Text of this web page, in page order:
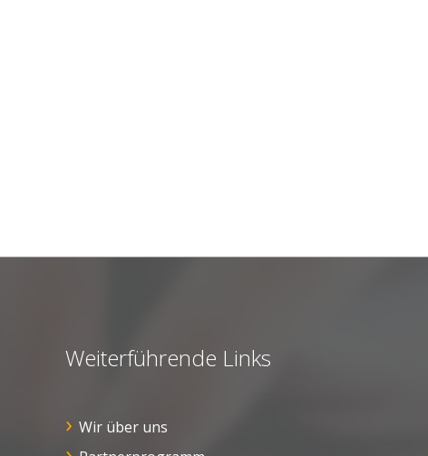
Weiterführende Links
Wir über uns